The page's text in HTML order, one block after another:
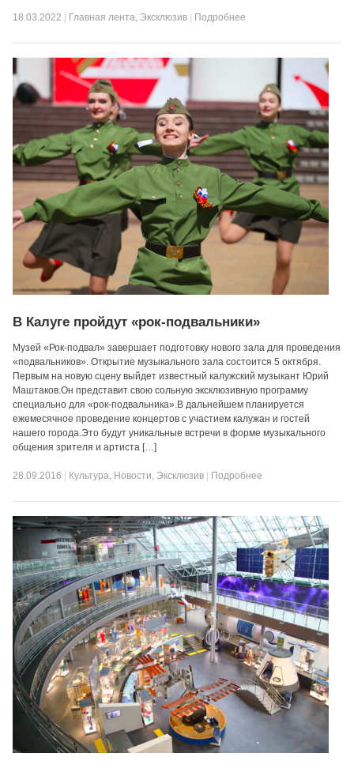
18.03.2022 Главная лента, Эксклюзив Подробнее
В Калуге пройдут «рок-подвальники»
Музей «Рок-подвал» завершает подготовку нового зала для проведения
«подвальников». Открытие музыкального зала состоится 5 октября.
Первым на новую сцену выйдет известный калужский музыкант Юрий
Маштаков.Он представит свою сольную эксклюзивную программу
специально для «рок-подвальника».В дальнейшем планируется
ежемесячное проведение концертов с участием калужан и гостей
нашего города.Это будут уникальные встречи в форме музыкального
общения зрителя и артиста […]
28.09.2016 Культура, Новости, Эксклюзив Подробнее